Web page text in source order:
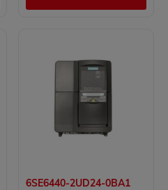
6SE6440-2UD24-0BA1